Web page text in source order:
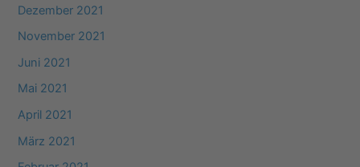
Dezember 2021
November 2021
Juni 2021
Mai 2021
April 2021
März 2021